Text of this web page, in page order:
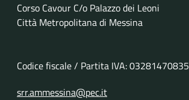
Corso Cavour C/o Palazzo dei Leoni
Città Metropolitana di Messina
Codice fiscale / Partita IVA: 03281470835
srr.ammessina@pec.it